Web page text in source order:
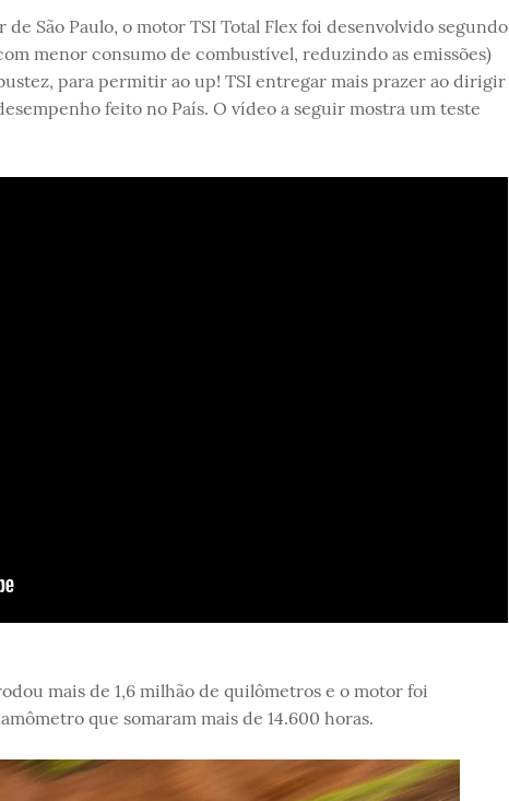
São Paulo, o motor TSI Total Flex foi desenvolvido segundo
menor consumo de combustível, reduzindo as emissões)
para permitir ao up! TSI entregar mais prazer ao dirigir
feito no País. O vídeo a seguir mostra um teste
mais de 1,6 milhão de quilômetros e o motor foi
que somaram mais de 14.600 horas.